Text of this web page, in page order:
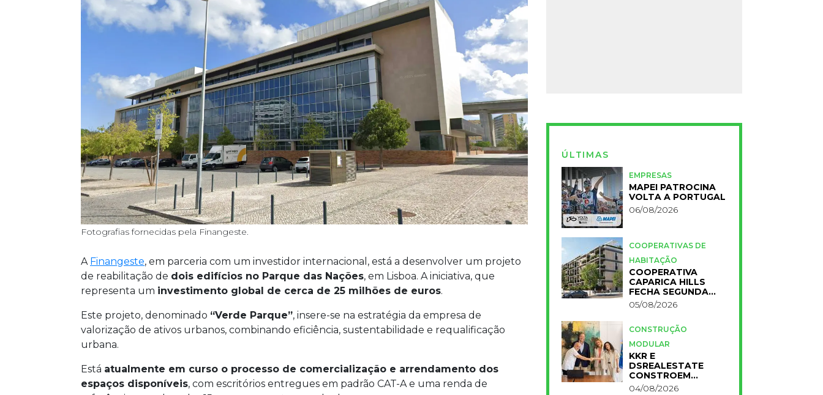
Fotografias fornecidas pela Finangeste.
A Finangeste, em parceria com um investidor internacional, está a desenvolver um projeto
de reabilitação de dois edifícios no Parque das Nações, em Lisboa. A iniciativa, que
representa um investimento global de cerca de 25 milhões de euros.
Este projeto, denominado “Verde Parque”, insere-se na estratégia da empresa de
valorização de ativos urbanos, combinando eficiência, sustentabilidade e requalificação
urbana.
Está atualmente em curso o processo de comercialização e arrendamento dos
espaços disponíveis, com escritórios entregues em padrão CAT-A e uma renda de
ÚLTIMAS
EMPRESAS
MAPEI PATROCINA
VOLTA A PORTUGAL
06/08/2026
COOPERATIVAS DE
HABITAÇÃO
COOPERATIVA
CAPARICA HILLS
FECHA SEGUNDA
FASE DO PROJETO
05/08/2026
CONSTRUÇÃO
MODULAR
KKR E
DSREALESTATE
CONSTROEM
RESIDÊNCIA
04/08/2026